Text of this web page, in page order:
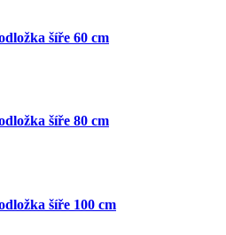
šíře 60 cm
šíře 80 cm
šíře 100 cm